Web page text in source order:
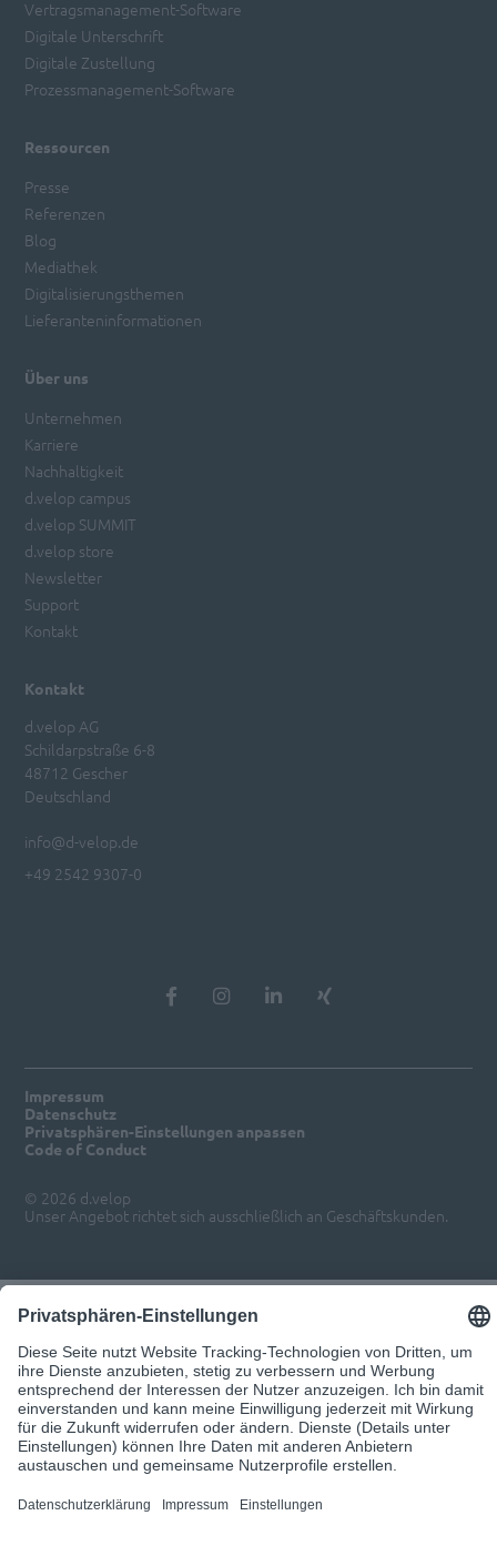
Kontakt
d.velop AG
Schildarpstraße 6-8
48712 Gescher
Deutschland
info@d-velop.de
+49 2542 9307-0
Vertragsmanagement-Software
Digitale Unterschrift
Digitale Zustellung
Prozessmanagement-Software
Ressourcen
Presse
Referenzen
Blog
Mediathek
Digitalisierungsthemen
Lieferanteninformationen
Über uns
Unternehmen
Karriere
Nachhaltigkeit
d.velop campus
d.velop SUMMIT
d.velop store
Newsletter
Support
Kontakt
Impressum
Datenschutz
Privatsphären-Einstellungen anpassen
Code of Conduct
© 2026 d.velop
Unser Angebot richtet sich ausschließlich an Geschäftskunden.